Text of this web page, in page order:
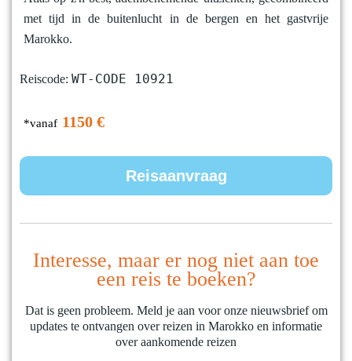
met tijd in de buitenlucht in de bergen en het gastvrije
Marokko.
Reiscode: WT-CODE 10921
*vanaf 1150 €
Reisaanvraag
Interesse, maar er nog niet aan toe
een reis te boeken?
Dat is geen probleem. Meld je aan voor onze nieuwsbrief om
updates te ontvangen over reizen in Marokko en informatie
over aankomende reizen